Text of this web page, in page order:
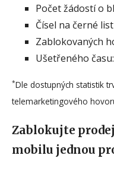
Počet žádostí o
Čísel na černé
Zablokovaných
Ušetřeného času:
*Dle dostupných statistik
telemarketingového
Zablokujte
mobilu jednou